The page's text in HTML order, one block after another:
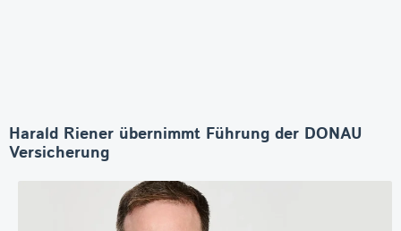
Harald Riener übernimmt Führung der DONAU
Versicherung